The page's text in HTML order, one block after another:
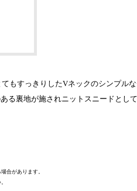
もすっきりしたVネックのシンプル
る裏地が施されニットスニードとし
合があります。